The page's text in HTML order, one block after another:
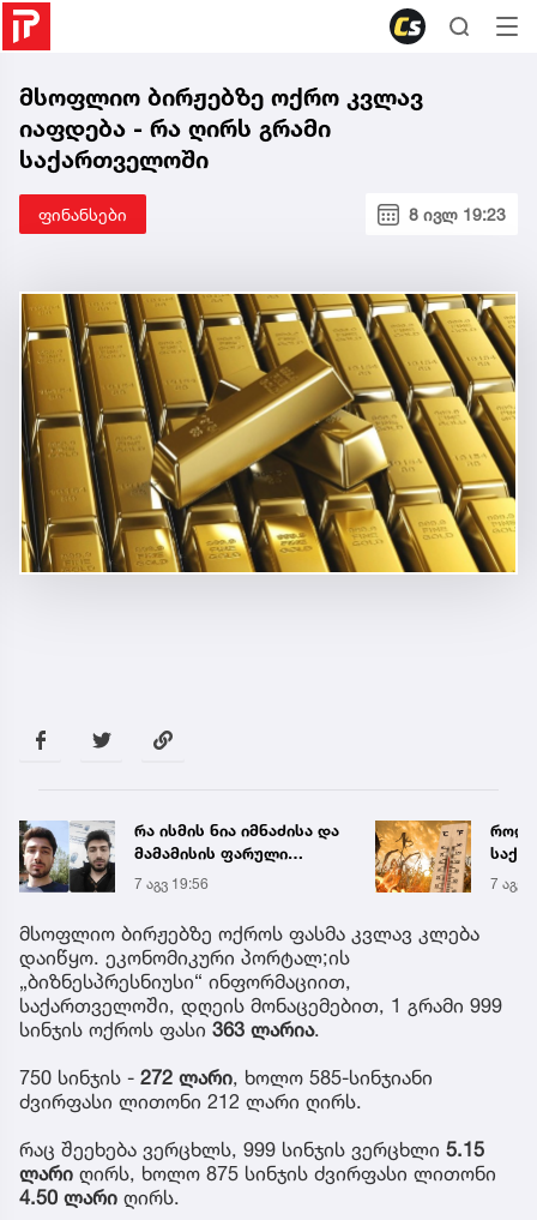
მსოფლიო ბირჟებზე ოქრო კვლავ
იაფდება - რა ღირს გრამი
საქართველოში
ფინანსები 8 ივლ 19:23
რა ისმის ნია იმნაძისა და
მამამისის ფარული
ჩანაწერიდან - გიგა
ავალიანის მკვლელობის
საქმე
7 აგვ 19:56 7 აგვ
მსოფლიო ბირჟებზე ოქროს ფასმა კვლავ კლება
დაიწყო. ეკონომიკური პორტალ;ის
„ბიზნესპრესნიუსი“ ინფორმაციით,
საქართველოში, დღეის მონაცემებით, 1 გრამი 999
სინჯის ოქროს ფასი 363 ლარია.
750 სინჯის - 272 ლარი, ხოლო 585-სინჯიანი
ძვირფასი ლითონი 212 ლარი ღირს.
რაც შეეხება ვერცხლს, 999 სინჯის ვერცხლი 5.15
ლარი ღირს, ხოლო 875 სინჯის ძვირფასი ლითონი
4.50 ლარი ღირს.